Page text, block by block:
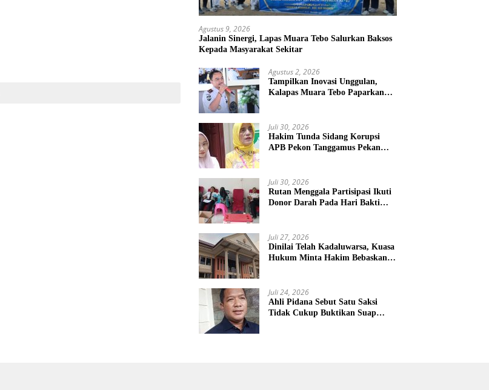
Agustus 9, 2026
Jalanin Sinergi, Lapas Muara Tebo Salurkan Baksos
Kepada Masyarakat Sekitar
Agustus 2, 2026
Tampilkan Inovasi Unggulan,
Kalapas Muara Tebo Paparkan
Juli 30, 2026
Hakim Tunda Sidang Korupsi
APB Pekon Tanggamus Pekan
Juli 30, 2026
Rutan Menggala Partisipasi Ikuti
Donor Darah Pada Hari Bakti
Juli 27, 2026
Dinilai Telah Kadaluwarsa, Kuasa
Hukum Minta Hakim Bebaskan
Juli 24, 2026
Ahli Pidana Sebut Satu Saksi
Tidak Cukup Buktikan Suap